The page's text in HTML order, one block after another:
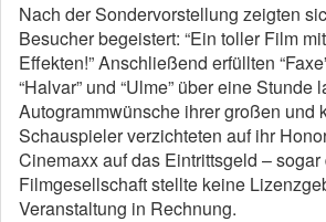
Nach der Sondervorstellung zeigten
Besucher begeistert: “Ein toller Film
Effekten!” Anschließend erfüllten
“Halvar” und “Ulme” über eine Stunde
Autogrammwünsche ihrer großen und
Schauspieler verzichteten auf ihr
Cinemaxx auf das Eintrittsgeld – sogar
Filmgesellschaft stellte keine
Veranstaltung in Rechnung.